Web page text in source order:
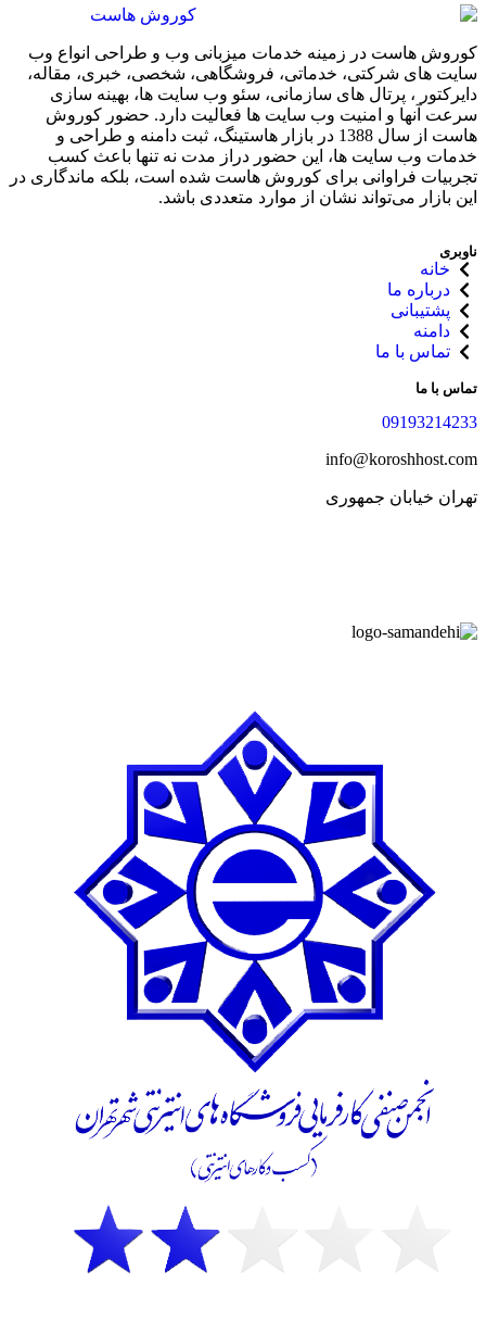
کوروش هاست در زمینه خدمات میزبانی وب و طراحی انواع وب
سایت های شرکتی، خدماتی، فروشگاهی، شخصی، خبری، مقاله،
دایرکتور ، پرتال های سازمانی، سئو وب سایت ها، بهینه سازی
سرعت آنها و امنیت وب سایت ها فعالیت دارد. حضور کوروش
هاست از سال 1388 در بازار هاستینگ، ثبت دامنه و طراحی و
خدمات وب سایت ها، این حضور دراز مدت نه تنها باعث کسب
تجربیات فراوانی برای کوروش هاست شده‌ است، بلکه ماندگاری در
این بازار می‌تواند نشان از موارد متعددی باشد.
ناوبری
خانه
درباره ما
پشتیبانی
دامنه
تماس با ما
تماس با ما
09193214233
info@koroshhost.com
تهران خیابان جمهوری